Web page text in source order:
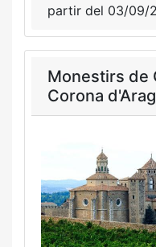
partir del 03/09/
Monestirs de
Corona